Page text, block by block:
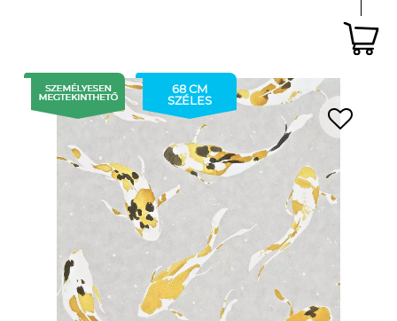
68 CM
SZÉLES